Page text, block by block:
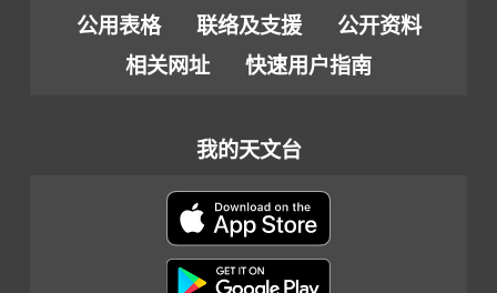
公用表格 联络及支援
公开资料
相关网址
快速用户指南
我的天文台